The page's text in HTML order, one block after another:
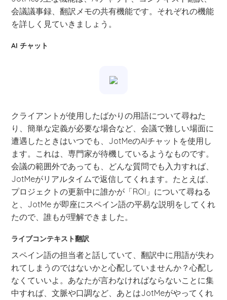
会議議事録、翻訳メモの共有機能です。それぞれの機能
を詳しく見ていきましょう。
AI チャット
クライアントが使用したばかりの用語について尋ねた
り、簡単な定義が必要な場合など、会議で難しい場面に
遭遇したときはいつでも、JotMeのAIチャットを使用し
ます。これは、専門家が待機しているようなものです。
会議の範囲外であっても、どんな質問でも入力すれば、
JotMeがリアルタイムで返信してくれます。たとえば、
プロジェクトの更新中に誰かが「ROI」について尋ねる
と、JotMe が即座にスペイン語の平易な説明をしてくれ
たので、誰もが理解できました。
ライブコンテキスト翻訳
スペイン語の担当者と話していて、翻訳中に用語が失わ
れてしまうのではないかと心配していませんか？心配し
なくていいよ。あなたが言わなければならないことに集
中すれば、文脈や口調など、あとはJotMeがやってくれ